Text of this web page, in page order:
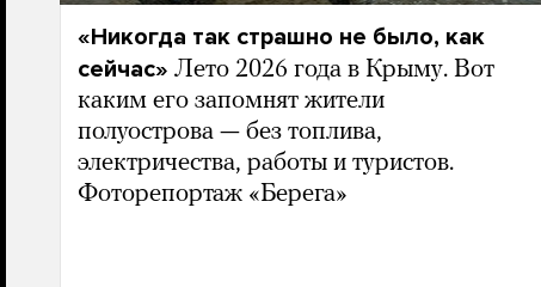
«Никогда так страшно не было, как
сейчас» Лето 2026 года в Крыму. Вот
каким его запомнят жители
полуострова — без топлива,
электричества, работы и туристов.
Фоторепортаж «Берега»